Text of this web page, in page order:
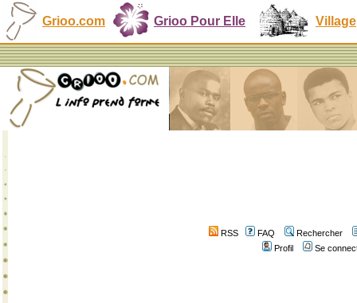
Grioo.com Grioo Pour Elle Village
RSS FAQ
Rechercher
Profil
Se